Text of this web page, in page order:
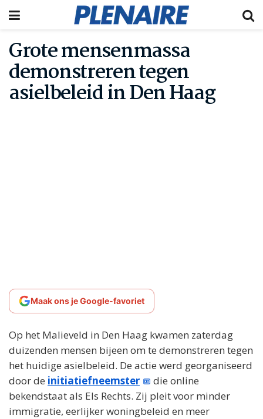
Grote mensenmassa
demonstreren tegen
asielbeleid in Den Haag
Maak ons je Google-favoriet
Op het Malieveld in Den Haag kwamen zaterdag
duizenden mensen bijeen om te demonstreren tegen
het huidige asielbeleid. De actie werd georganiseerd
door de initiatiefneemster
die online
bekendstaat als Els Rechts. Zij pleit voor minder
immigratie, eerlijker woningbeleid en meer